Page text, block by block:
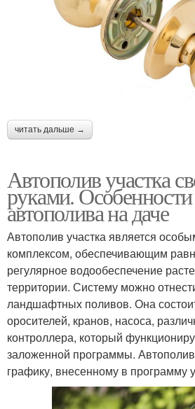
читать дальше →
Автополив участка
руками.
автополива на даче
Автополив участка является
комплексом, обеспечивающим
регулярное водообеспечение
территории. Систему можно
ландшафтных поливов. Она
оросителей, кранов, насоса,
контроллера, который
заложенной программы. Автополив
графику, внесенному в программу